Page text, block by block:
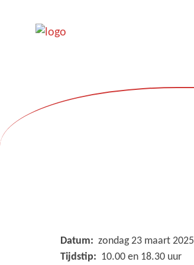
Datum: zondag 23 maart 2025
Tijdstip: 10.00 en 18.30 uur